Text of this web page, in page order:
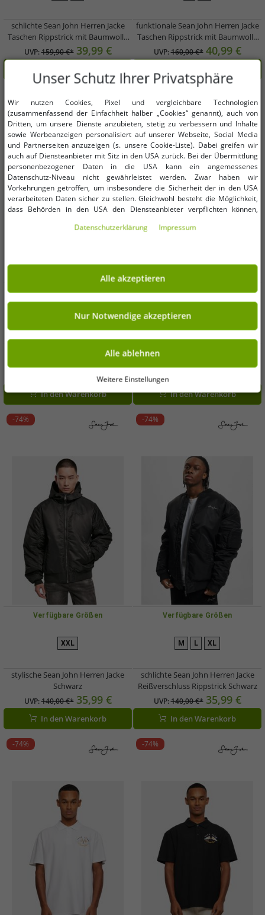
schlichte Sean John Herren Jacke
Taschen Rippstrick mit Baumwolle
Rot
UVP:159,90 €* 39,99 €
funktionale Sean John Herren Jacke
Taschen Rippstrick mit Baumwolle
Schwarz
UVP:160,00 €* 40,99 €
schlichte Sean John Herren Jacke
42,99 €
In den Warenkorb
XXL
stylische Sean John Herren Jacke
UVP:
In den Warenkorb
-74%
Verfügbare Größen
XXL
stylische Sean John Herren Jacke
Schwarz
UVP:140,00 €* 35,99 €
In den Warenkorb
-74%
Verfügbare Größen
M L XL
schlichte Sean John Herren Jacke
Reißverschluss Rippstrick Schwarz
UVP:140,00 €* 35,99 €
In den Warenkorb
-74% -74%
Unser Schutz Ihrer Privatsphäre
Wir nutzen Cookies, Pixel und vergleichbare Technologien
(zusammenfassend der Einfachheit halber „Cookies“ genannt), auch von
Dritten, um unsere Dienste anzubieten, stetig zu verbessern und Inhalte
sowie Werbeanzeigen personalisiert auf unserer Webseite, Social Media
und Partnerseiten anzuzeigen (s. unsere Cookie-Liste). Dabei greifen wir
auch auf Diensteanbieter mit Sitz in den USA zurück. Bei der Übermittlung
personenbezogener Daten in die USA kann ein angemessenes
Datenschutz-Niveau nicht gewährleistet werden. Zwar haben wir
Vorkehrungen getroffen, um insbesondere die Sicherheit der in den USA
verarbeiteten Daten sicher zu stellen. Gleichwohl besteht die Möglichkeit,
dass Behörden in den USA den Diensteanbieter verpflichten können,
im Einzelfall auf Basis entsprechender US-Gesetzgebung, ein wirksamer
Zugriff informiert wirst. Mit Deiner Einwilligung gem. Art. 49 Abs. 1 lit. a
DSGVO erklärst Du Dich in die Übermittlung in die USA für einverstanden
(s.a. unsere Datenschutzerklärung). Du hast die Wahl, ob nur notwendige
Cookies verwendet werden sollen oder ob Du darüber hinaus weitere
Cookies akzeptieren möchtest. Standardmäßig sind nur notwendige Dienste
aktiv, was Du unter „Nur Notwendige akzeptieren verwenden“ bestätigen
kannst. Du kannst Deine Einwilligung entweder für „Alle akzeptieren“
erklären oder unter „Weitere Einstellungen“ an Deine Wünsche anpassen.
Deine Einwilligung kannst Du jederzeit über „Datenschutz-Einstellungen“
am Ende jeder unserer Seiten mit Wirkung für die Zukunft widerrufen oder
ändern.
Daten­schutz­erklärung Impressum
Alle akzeptieren
Nur Notwendige akzeptieren
Alle ablehnen
Weitere Einstellungen